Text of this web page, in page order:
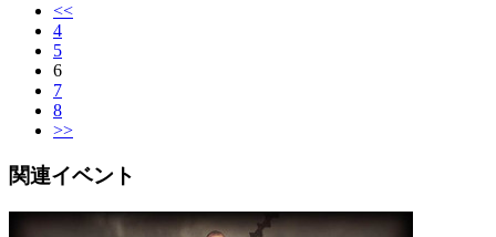
<<
4
5
6
7
8
>>
関連イベント